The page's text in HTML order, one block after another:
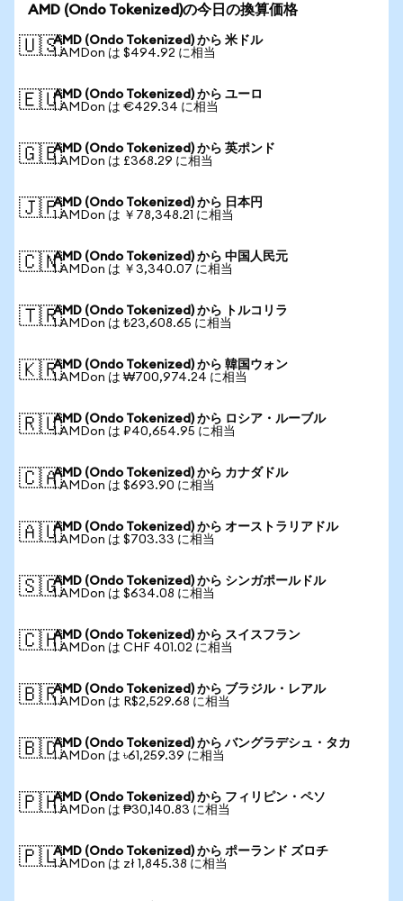
AMD (Ondo Tokenized)の今日の換算価格
🇺🇸AMD (Ondo Tokenized) から 米ドル
1 AMDon は $494.92 に相当
🇪🇺AMD (Ondo Tokenized) から ユーロ
1 AMDon は €429.34 に相当
🇬🇧AMD (Ondo Tokenized) から 英ポンド
1 AMDon は £368.29 に相当
🇯🇵AMD (Ondo Tokenized) から 日本円
1 AMDon は ￥78,348.21 に相当
🇨🇳AMD (Ondo Tokenized) から 中国人民元
1 AMDon は ￥3,340.07 に相当
🇹🇷AMD (Ondo Tokenized) から トルコリラ
1 AMDon は ₺23,608.65 に相当
🇰🇷AMD (Ondo Tokenized) から 韓国ウォン
1 AMDon は ₩700,974.24 に相当
🇷🇺AMD (Ondo Tokenized) から ロシア・ルーブル
1 AMDon は ₽40,654.95 に相当
🇨🇦AMD (Ondo Tokenized) から カナダドル
1 AMDon は $693.90 に相当
🇦🇺AMD (Ondo Tokenized) から オーストラリアドル
1 AMDon は $703.33 に相当
🇸🇬AMD (Ondo Tokenized) から シンガポールドル
1 AMDon は $634.08 に相当
🇨🇭AMD (Ondo Tokenized) から スイスフラン
1 AMDon は CHF 401.02 に相当
🇧🇷AMD (Ondo Tokenized) から ブラジル・レアル
1 AMDon は R$2,529.68 に相当
🇧🇩AMD (Ondo Tokenized) から バングラデシュ・タカ
1 AMDon は ৳61,259.39 に相当
🇵🇭AMD (Ondo Tokenized) から フィリピン・ペソ
1 AMDon は ₱30,140.83 に相当
🇵🇱AMD (Ondo Tokenized) から ポーランド ズロチ
1 AMDon は zł 1,845.38 に相当